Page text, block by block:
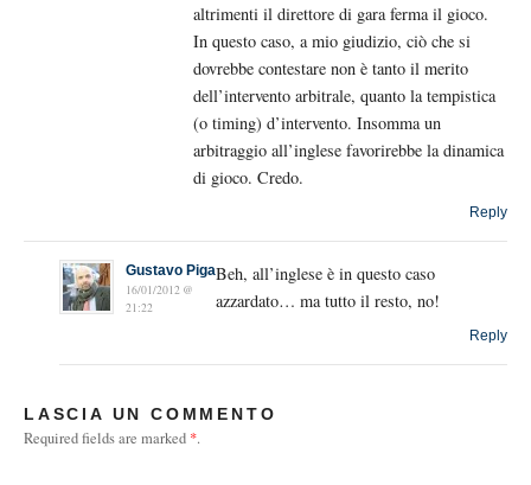
altrimenti il direttore di gara ferma il gioco.
In questo caso, a mio giudizio, ciò che si
dovrebbe contestare non è tanto il merito
dell’intervento arbitrale, quanto la tempistica
(o timing) d’intervento. Insomma un
arbitraggio all’inglese favorirebbe la dinamica
di gioco. Credo.
Reply
Gustavo Piga
16/01/2012 @
21:22
Beh, all’inglese è in questo caso
azzardato… ma tutto il resto, no!
Reply
LASCIA UN COMMENTO
Required fields are marked *.